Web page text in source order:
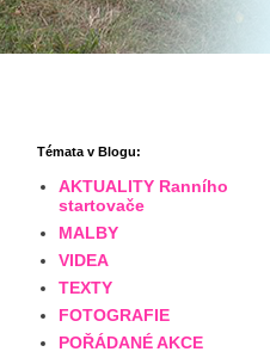
Témata v Blogu:
AKTUALITY Ranního
startovače
MALBY
VIDEA
TEXTY
FOTOGRAFIE
POŘÁDANÉ AKCE